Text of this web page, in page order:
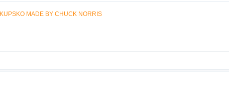
KUPSKO MADE BY CHUCK NORRIS